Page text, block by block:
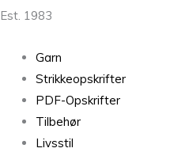
Est. 1983
Garn
Strikkeopskrifter
PDF-Opskrifter
Tilbehør
Livsstil